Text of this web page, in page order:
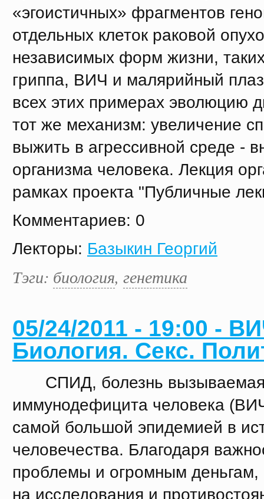
«эгоистичных» фрагментов
отдельных клеток раковой
независимых форм жизни,
гриппа, ВИЧ и малярийный
всех этих примерах эволюцию
тот же механизм: увеличение
выжить в агрессивной среде -
организма человека. Лекция
рамках проекта "Публичные
Комментариев: 0
Лекторы: Базыкин Георгий
Тэги: биология, генетика
05/24/2011 - 19:00 -
Биология. Секс.
СПИД, болезнь вызываемая
иммунодефицита человека
самой большой эпидемией в
человечества. Благодаря
проблемы и огромным
на исследования и